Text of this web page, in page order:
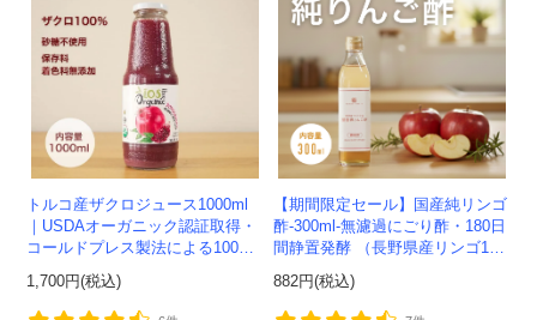
トルコ産ザクロジュース1000ml
｜USDAオーガニック認証取得・
コールドプレス製法による100%
ザクロジュース
1,700円(税込)
【期間限定セール】国産純リンゴ
酢-300ml-無濾過にごり酢・180日
間静置発酵 （長野県産リンゴ10
0%）-かわしま屋-
882円(税込)